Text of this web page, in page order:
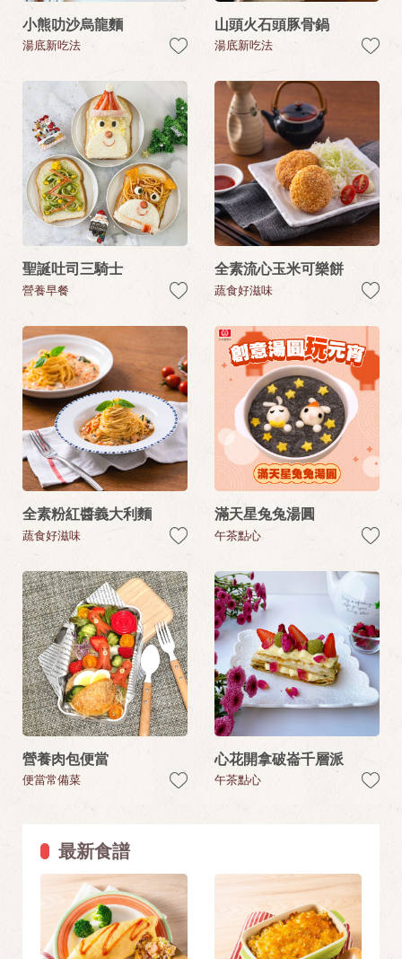
小熊叻沙烏龍麵
湯底新吃法
山頭火石頭豚骨鍋
湯底新吃法
聖誕吐司三騎士
營養早餐
全素流心玉米可樂餅
蔬食好滋味
全素粉紅醬義大利麵
蔬食好滋味
滿天星兔兔湯圓
午茶點心
營養肉包便當
便當常備菜
心花開拿破崙千層派
午茶點心
最新食譜